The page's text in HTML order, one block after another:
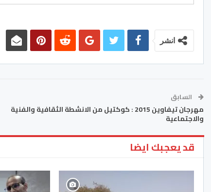
انشر
السابق
مهرجان تيفاوين 2015 : كوكتيل من الانشطة الثقافية والفنية
والاجتماعية
قد يعجبك ايضا